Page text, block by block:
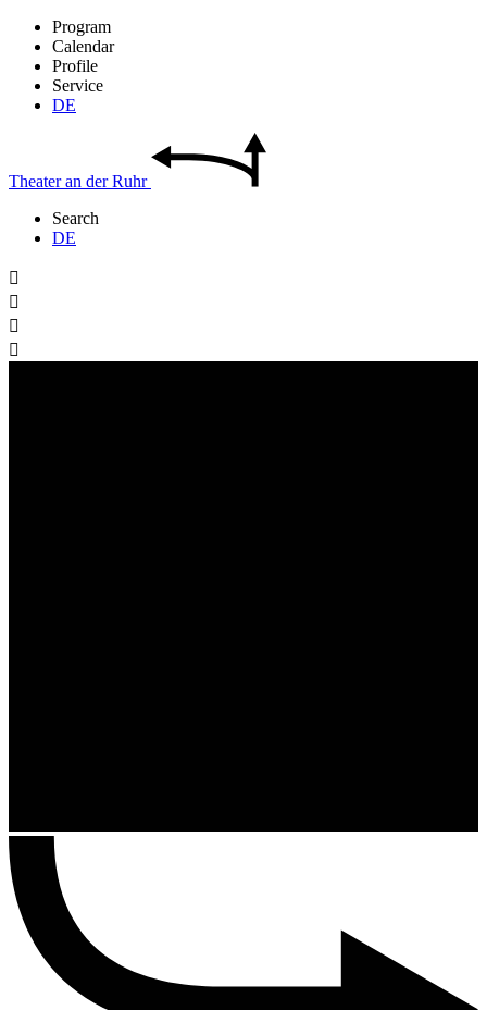
Program
Calendar
Profile
Service
DE
Theateran derRuhr
Search
DE



